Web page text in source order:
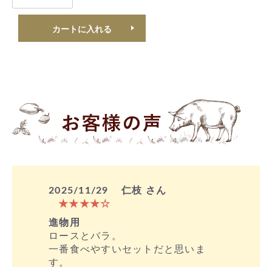
カートに入れる
2025/11/29
仁枝 さん
★★★★☆
進物用
ロースとバラ。
一番食べやすいセットだと思いま
す。